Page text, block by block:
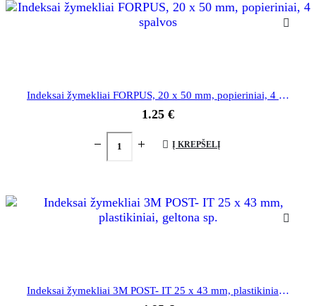
Indeksai žymekliai FORPUS, 20 x 50 mm, popieriniai, 4 spalvos
1.25 €
Į KREPŠELĮ
Indeksai žymekliai 3M POST- IT 25 x 43 mm, plastikiniai, geltona sp.